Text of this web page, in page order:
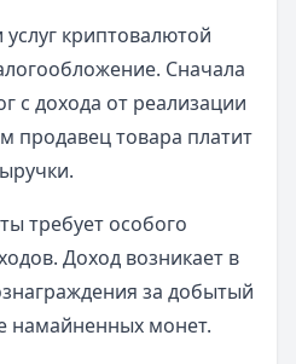
криптовалютой
Сначала
с дохода от реализации
продавец товара платит
требует особого
Доход возникает в
за добытый
намайненных монет.